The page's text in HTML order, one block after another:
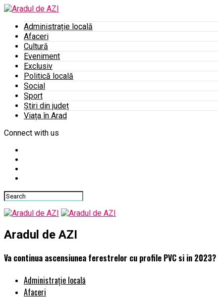
Administrație locală
Afaceri
Cultură
Eveniment
Exclusiv
Politică locală
Social
Sport
Știri din județ
Viața în Arad
Connect with us
Aradul de AZI
Va continua ascensiunea ferestrelor cu profile PVC si in 2023?
Administrație locală
Afaceri